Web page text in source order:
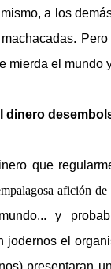
a los
mierda el mundo
dinero
que
afición
y
jodernos el
presentaran